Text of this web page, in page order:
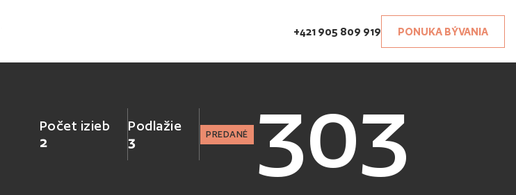
+421 905 809 919 PONUKA BÝVANIA
Počet izieb
2
Podlažie
3
PREDANÉ 303